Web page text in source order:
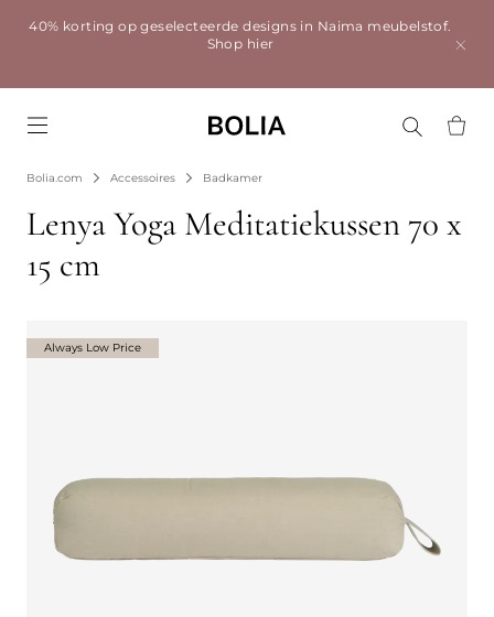
40% korting op geselecteerde designs in Naima meubelstof.
Shop hier
Bolia.com Accessoires Badkamer
Lenya Yoga Meditatiekussen 70 x
15 cm
Always Low Price